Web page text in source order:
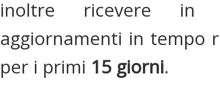
inoltre ricevere in
aggiornamenti in tempo
per i primi 15 giorni.